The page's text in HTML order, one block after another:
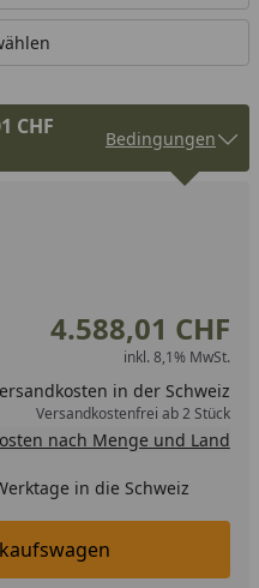
CHF
Bedingungen
eingeben
um eins erhöhen
4.588,01 CHF
inkl. 8,1% MwSt.
in der Schweiz
Versandkostenfrei ab 2 Stück
nach Menge und Land
in die Schweiz
den Einkaufswagen legen